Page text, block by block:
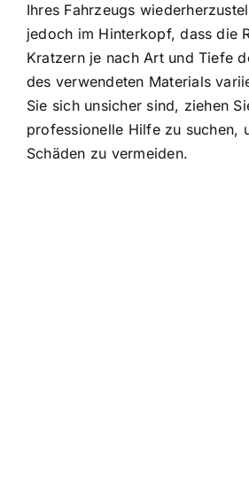
Ihres Fahrzeugs
jedoch im Hinterkopf, dass die
Kratzern je nach Art und Tiefe
des verwendeten Materials
Sie sich unsicher sind, ziehen
professionelle Hilfe zu suchen,
Schäden zu vermeiden.